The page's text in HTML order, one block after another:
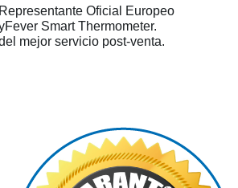
Oficial Europeo
Smart Thermometer.
mejor servicio post-venta.